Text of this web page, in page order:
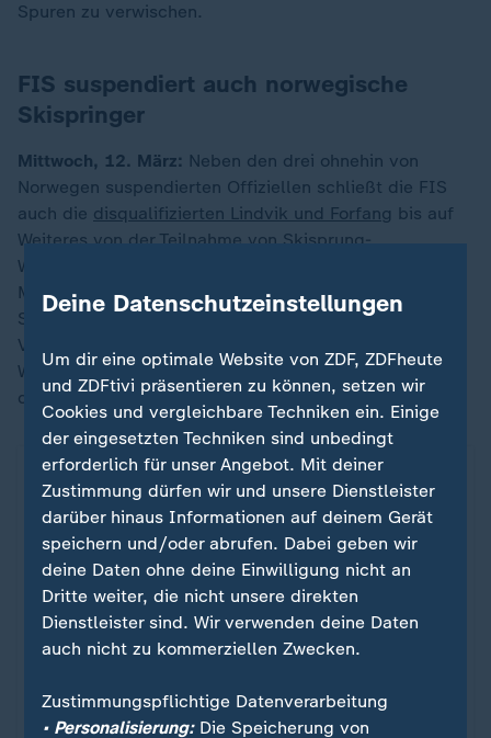
Spuren zu verwischen.
FIS suspendiert auch norwegische
Skispringer
Mittwoch, 12. März: Neben den drei ohnehin von
Norwegen suspendierten Offiziellen schließt die FIS
auch die disqualifizierten Lindvik und Forfang bis auf
Weiteres von der Teilnahme von Skisprung-
Wettkämpfen aus. Zugleich wird bekannt, dass die
Material-Regeln drastisch verschärft werden. Jeder
Springer hat bis Saisonende nur noch einen Anzug zur
Verfügung, den die FIS 30 Minuten vor den
Wettkämpfen zur Verfügung stellt und 30 Minuten
danach wieder einzieht.
Sport
Deine Datenschutzeinstellungen
Um dir eine optimale Website von ZDF, ZDFheute
und ZDFtivi präsentieren zu können, setzen wir
Cookies und vergleichbare Techniken ein. Einige
der eingesetzten Techniken sind unbedingt
erforderlich für unser Angebot. Mit deiner
Zustimmung dürfen wir und unsere Dienstleister
darüber hinaus Informationen auf deinem Gerät
speichern und/oder abrufen. Dabei geben wir
deine Daten ohne deine Einwilligung nicht an
Dritte weiter, die nicht unsere direkten
Dienstleister sind. Wir verwenden deine Daten
auch nicht zu kommerziellen Zwecken.
Zustimmungspflichtige Datenverarbeitung
• Personalisierung:Die Speicherung von